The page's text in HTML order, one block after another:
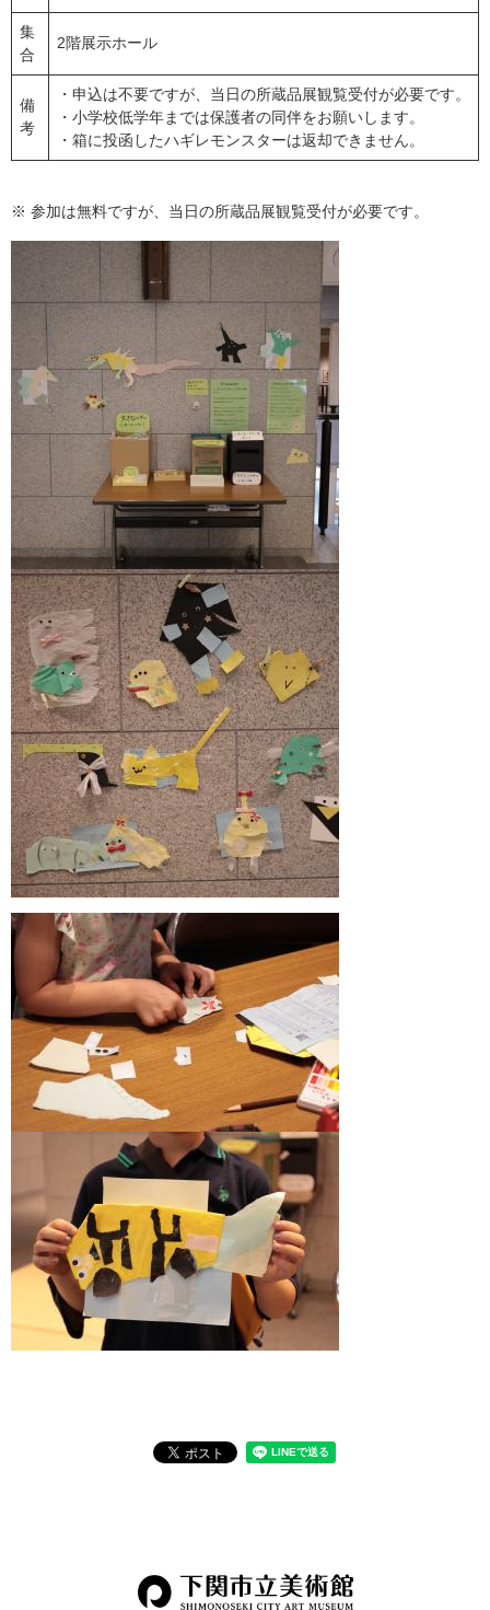
集
合
2階展示ホール
備
考
・申込は不要ですが、当日の所蔵品展観覧受付が必要です。
・小学校低学年までは保護者の同伴をお願いします。
・箱に投函したハギレモンスターは返却できません。
※ 参加は無料ですが、当日の所蔵品展観覧受付が必要です。